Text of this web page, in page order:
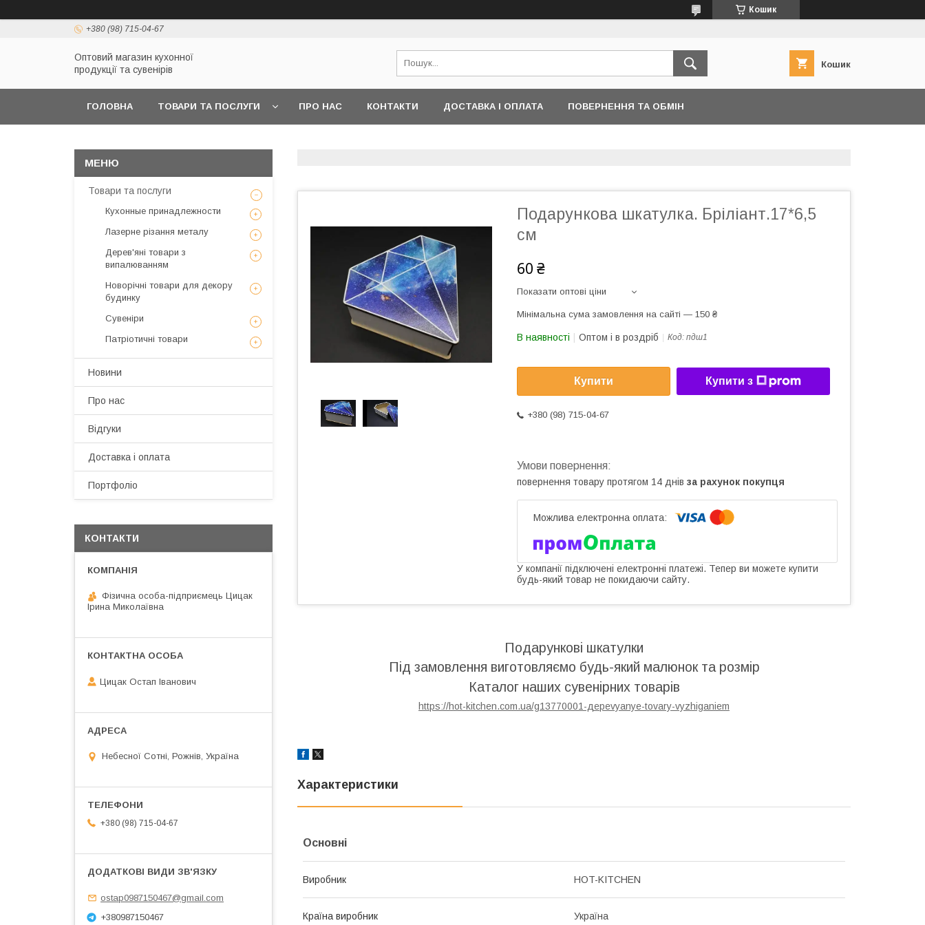
Кошик
+380 (98) 715-04-67
Оптовий магазин кухонної
продукції та сувенірів
Кошик
ГОЛОВНА ТОВАРИ ТА ПОСЛУГИ ПРО НАС КОНТАКТИ ДОСТАВКА І ОПЛАТА ПОВЕРНЕННЯ ТА ОБМІН
Подарункова шкатулка. Бріліант.17*6,5
см
60 ₴
Показати оптові ціни
Мінімальна сума замовлення на сайті — 150 ₴
В наявності Оптом і в роздріб Код: пдш1
Купити Купити з
+380 (98) 715-04-67
повернення товару протягом 14 днів за рахунок покупця
У компанії підключені електронні платежі. Тепер ви можете купити
будь-який товар не покидаючи сайту.
Подарункові шкатулки
Під замовлення виготовляємо будь-який малюнок та розмір
Каталог наших сувенірних товарів
https://hot-kitchen.com.ua/g13770001-дерevyanye-tovary-vyzhiganiem
Характеристики
Основні
Виробник HOT-KITCHEN
Країна виробник Україна
Товари та послуги
Кухонные принадлежности
Лазерне різання металу
Дерев'яні товари з
випалюванням
Новорічні товари для декору
будинку
Сувеніри
Патріотичні товари
Новини
Про нас
Відгуки
Доставка і оплата
Портфоліо
КОНТАКТИ
Фізична особа-підприємець Цицак
Ірина Миколаївна
Цицак Остап Іванович
Небесної Сотні, Рожнів, Україна
+380 (98) 715-04-67
ostap0987150467@gmail.com
+380987150467